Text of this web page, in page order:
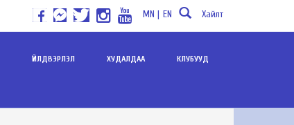
MN | EN Хайлт
ҮЙЛДВЭРЛЭЛ ХУДАЛДАА КЛУБУУД